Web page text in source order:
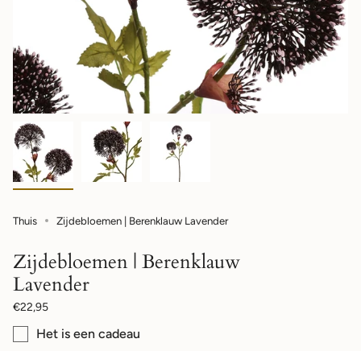
Thuis Zijdebloemen | Berenklauw Lavender
Zijdebloemen | Berenklauw
Lavender
Normale
€22,95
Het is een cadeau